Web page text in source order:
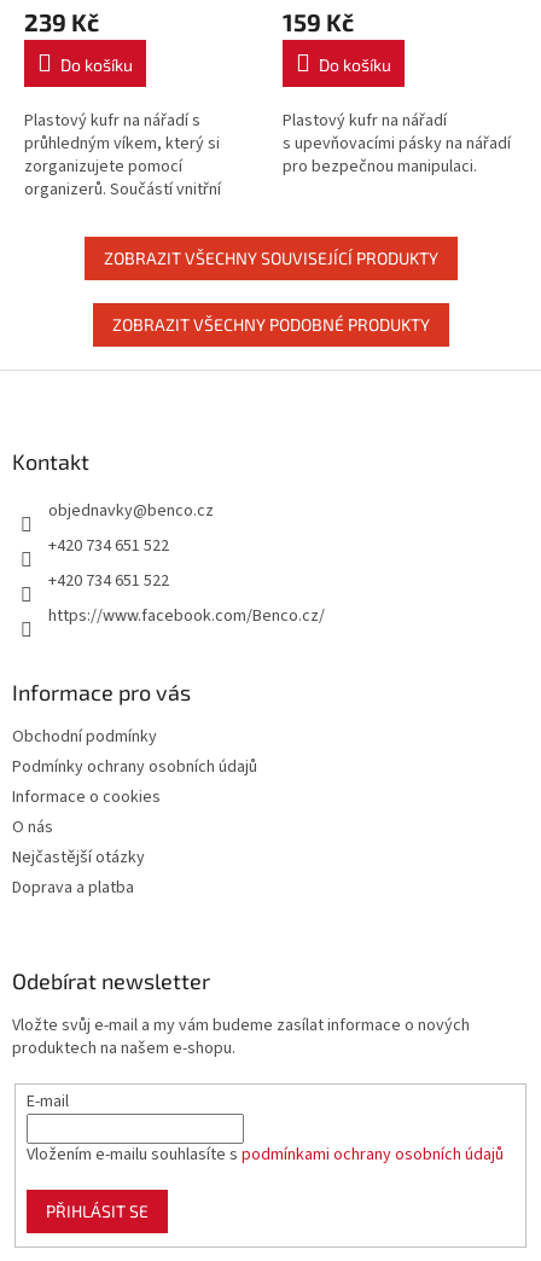
239 Kč
Do košíku
Plastový kufr na nářadí s
průhledným víkem, který si
zorganizujete pomocí
organizerů. Součástí vnitřní
pásky, kterými připevníte
nářadí, aby při...
159 Kč
Do košíku
Plastový kufr na nářadí
s upevňovacími pásky na nářadí
pro bezpečnou manipulaci.
ZOBRAZIT VŠECHNY SOUVISEJÍCÍ PRODUKTY
ZOBRAZIT VŠECHNY PODOBNÉ PRODUKTY
Kontakt
objednavky@benco.cz
+420 734 651 522
+420 734 651 522
https://www.facebook.com/Benco.cz/
Informace pro vás
Obchodní podmínky
Podmínky ochrany osobních údajů
Informace o cookies
O nás
Nejčastější otázky
Doprava a platba
Odebírat newsletter
Vložte svůj e-mail a my vám budeme zasílat informace o nových
produktech na našem e-shopu.
E-mail
Vložením e-mailu souhlasíte s podmínkami ochrany osobních údajů
PŘIHLÁSIT SE